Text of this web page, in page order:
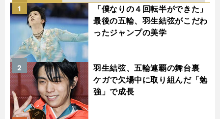
「僕なりの４回転半ができた」
最後の五輪、羽生結弦がこだわ
ったジャンプの美学
1
羽生結弦、五輪連覇の舞台裏
ケガで欠場中に取り組んだ「勉
強」で成長
2